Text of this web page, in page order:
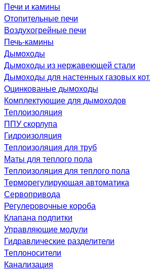
Печи и камины
Отопительные печи
Воздухогрейные печи
Печь-камины
Дымоходы
Дымоходы из нержавеющей стали
Дымоходы для настенных газовых
Оцинкованые дымоходы
Комплектующие для дымоходов
Теплоизоляция
ППУ скорлупа
Гидроизоляция
Теплоизоляция для труб
Маты для теплого пола
Теплоизоляция для теплого пола
Терморегулирующая автоматика
Сервопривода
Регулеровочные короба
Клапана подпитки
Управляющие модули
Гидравлические разделители
Теплоносители
Канализация